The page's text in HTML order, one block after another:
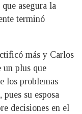
asegura la
terminó
más y Carlos
un plus que
los problemas
su esposa
decisiones en el